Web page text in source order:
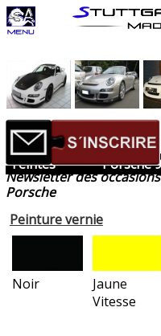
Newsletter des occasions
Porsche
Teintes Porsche
Peinture vernie
Noir
Jaune
Vitesse